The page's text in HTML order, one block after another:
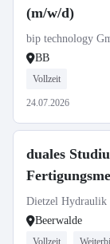
(m/w/d)
bip technology
BB
Vollzeit
24.07.2026
duales
Dietzel Hydraulik
Beerwalde
Vollzeit